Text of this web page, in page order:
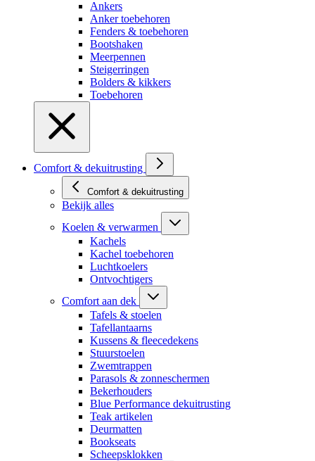
Ankers
Anker toebehoren
Fenders & toebehoren
Bootshaken
Meerpennen
Steigerringen
Bolders & kikkers
Toebehoren
Comfort & dekuitrusting
Comfort & dekuitrusting
Bekijk alles
Koelen & verwarmen
Kachels
Kachel toebehoren
Luchtkoelers
Ontvochtigers
Comfort aan dek
Tafels & stoelen
Tafellantaarns
Kussens & fleecedekens
Stuurstoelen
Zwemtrappen
Parasols & zonneschermen
Bekerhouders
Blue Performance dekuitrusting
Teak artikelen
Deurmatten
Bookseats
Scheepsklokken